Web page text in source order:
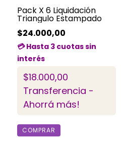
Pack X 6 Liquidación
Triangulo Estampado
$24.000,00
$18.000,00
Transferencia -
Ahorrá más!
COMPRAR